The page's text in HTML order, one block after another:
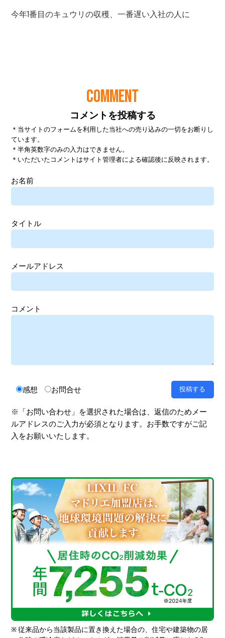
COMMENT
コメントを投稿する
＊当サイトのフォームを利用した当社への売り込みの一切をお断りし
ています。
＊半角英数字のみの入力はできません。
＊いただいたコメントはサイト管理者による確認後に反映されます。
お名前
タイトル
メールアドレス
コメント
感想 お問合せ
※「お問い合わせ」を選択された場合は、返信のためメー
ルアドレスのご入力が必須となります。お手数ですがご記
入をお願いいたします。
※ 従来品から当該製品に置き換えた場合の、住宅や建築物の居